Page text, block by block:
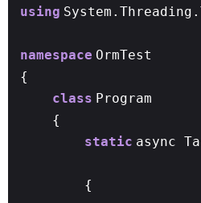
using
namespace OrmTest
{
class Program
{
static async
{